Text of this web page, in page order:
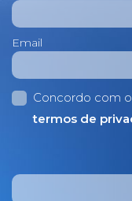
Email
Concordo com
termos de